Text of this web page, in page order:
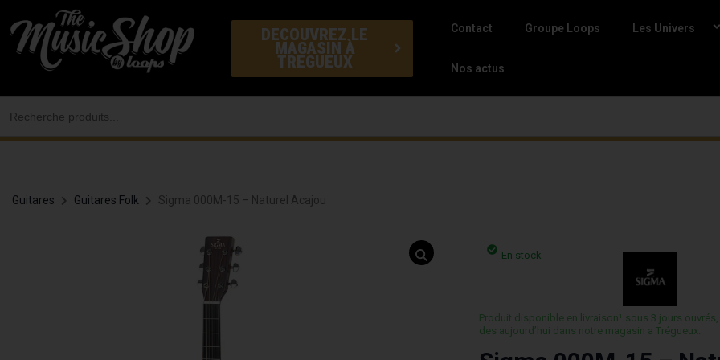
au
contenu
DECOUVREZ LE
MAGASIN À
TREGUEUX
Contact Groupe Loops Les Univers
Nos actus
Guitares Guitares Folk Sigma 000M-15 – Naturel Acajou
En stock
Produit disponible en livraison¹ sous 3 jours ouvrés,
des aujourd’hui dans notre magasin a Trégueux.